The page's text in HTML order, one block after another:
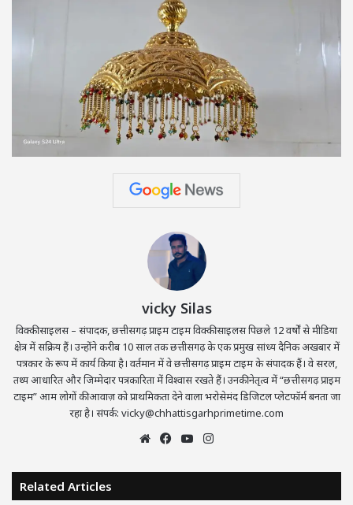
vicky Silas
विक्की साइलस – संपादक, छत्तीसगढ़ प्राइम टाइम विक्की साइलस पिछले 12 वर्षों से मीडिया
क्षेत्र में सक्रिय हैं। उन्होंने करीब 10 साल तक छत्तीसगढ़ के एक प्रमुख सांध्य दैनिक अखबार में
पत्रकार के रूप में कार्य किया है। वर्तमान में वे छत्तीसगढ़ प्राइम टाइम के संपादक हैं। वे सरल,
तथ्य आधारित और जिम्मेदार पत्रकारिता में विश्वास रखते हैं। उनकी नेतृत्व में “छत्तीसगढ़ प्राइम
टाइम” आम लोगों की आवाज़ को प्राथमिकता देने वाला भरोसेमंद डिजिटल प्लेटफॉर्म बनता जा
रहा है। संपर्क: vicky@chhattisgarhprimetime.com
WebsiteFacebookYouTube
Related Articles